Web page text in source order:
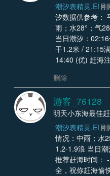
潮汐表精灵.EI 刚
汐数据供参考：
雨；水28°；气
当日潮汐：
干1.2米 / 21:15
14:40 (优) 赶海
删除
游客_76128
明天小东海最佳
潮汐表精灵.EI 刚
情况：中雨；水
1.2-1.9浪 当日
推荐赶海时间：
全，祝你赶海愉